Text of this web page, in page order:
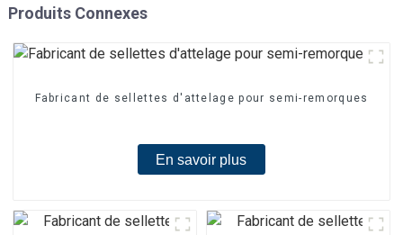
Produits Connexes
Fabricant de sellettes d'attelage pour semi-remorques
En savoir plus